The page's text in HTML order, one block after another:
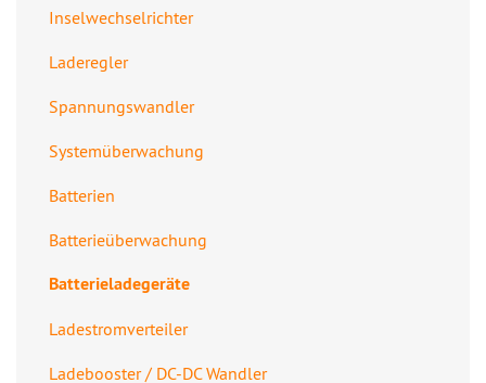
Inselwechselrichter
Laderegler
Spannungswandler
Systemüberwachung
Batterien
Batterieüberwachung
Batterieladegeräte
Ladestromverteiler
Ladebooster / DC-DC Wandler